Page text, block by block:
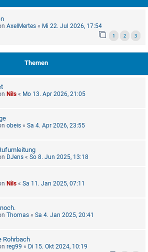
AxelMertes « Mi 22. Jul 2026, 17:54
1 2 3
Themen
Nils « Mo 13. Apr 2026, 21:05
obeis « Sa 4. Apr 2026, 23:55
DJens « So 8. Jun 2025, 13:18
Nils « Sa 11. Jan 2025, 07:11
Thomas « Sa 4. Jan 2025, 20:41
Rohrbach
reg99 « Di 15. Okt 2024, 10:19